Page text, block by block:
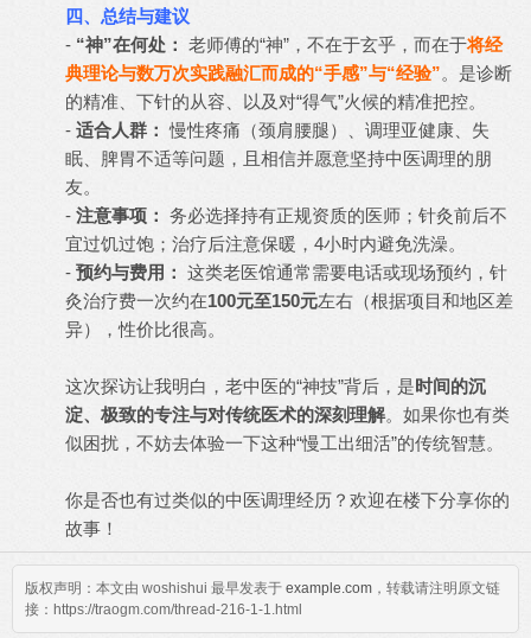
四、总结与建议
- “神”在何处： 老师傅的“神”，不在于玄乎，而在于将经
典理论与数万次实践融汇而成的“手感”与“经验”。是诊断
的精准、下针的从容、以及对“得气”火候的精准把控。
- 适合人群： 慢性疼痛（颈肩腰腿）、调理亚健康、失
眠、脾胃不适等问题，且相信并愿意坚持中医调理的朋
友。
- 注意事项： 务必选择持有正规资质的医师；针灸前后不
宜过饥过饱；治疗后注意保暖，4小时内避免洗澡。
- 预约与费用： 这类老医馆通常需要电话或现场预约，针
灸治疗费一次约在100元至150元左右（根据项目和地区差
异），性价比很高。
这次探访让我明白，老中医的“神技”背后，是时间的沉
淀、极致的专注与对传统医术的深刻理解。如果你也有类
似困扰，不妨去体验一下这种“慢工出细活”的传统智慧。
你是否也有过类似的中医调理经历？欢迎在楼下分享你的
故事！
版权声明：本文由 woshishui 最早发表于 example.com ，转载请注明原文链
接：https://traogm.com/thread-216-1-1.html